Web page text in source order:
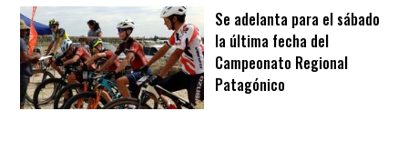
Se adelanta para el sábado
la última fecha del
Campeonato Regional
Patagónico